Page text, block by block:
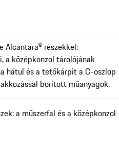
Alcantara® részekkel:
a középkonzol tárolójának
hátul és a tetőkárpit a C-oszlop
borított műanyagok.
a műszerfal és a középkonzol